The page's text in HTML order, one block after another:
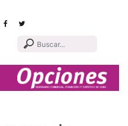
Toggle navigation